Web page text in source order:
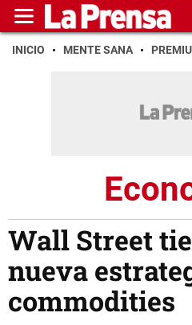
INICIO MENTE SANA
Wall Street
nueva
commodities